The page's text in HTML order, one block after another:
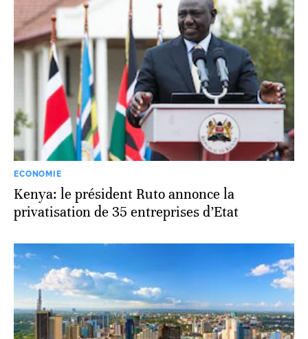
ECONOMIE
Kenya: le président Ruto annonce la
privatisation de 35 entreprises d’Etat